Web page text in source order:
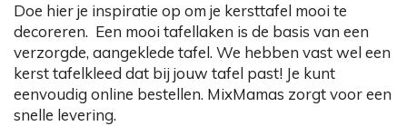
Doe hier je inspiratie op om je kersttafel mooi te
decoreren. Een mooi tafellaken is de basis van een
verzorgde, aangeklede tafel. We hebben vast wel een
kerst tafelkleed dat bij jouw tafel past! Je kunt
eenvoudig online bestellen. MixMamas zorgt voor een
snelle levering.